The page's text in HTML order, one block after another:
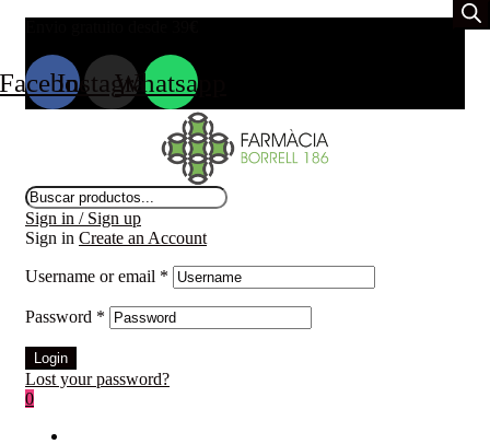
Instagram
Whatsapp
Búsqueda
de
productos
Sign in / Sign up
Sign in Create an Account
Username or email *
Password *
Login
Lost your password?
0